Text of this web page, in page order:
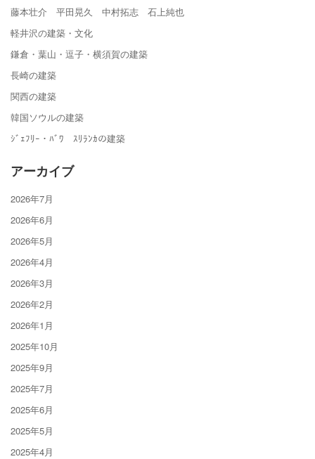
藤本壮介 平田晃久 中村拓志 石上純也
軽井沢の建築・文化
鎌倉・葉山・逗子・横須賀の建築
長崎の建築
関西の建築
韓国ソウルの建築
ｼﾞｪﾌﾘｰ・ﾊﾞﾜ ｽﾘﾗﾝｶの建築
アーカイブ
2026年7月
2026年6月
2026年5月
2026年4月
2026年3月
2026年2月
2026年1月
2025年10月
2025年9月
2025年7月
2025年6月
2025年5月
2025年4月